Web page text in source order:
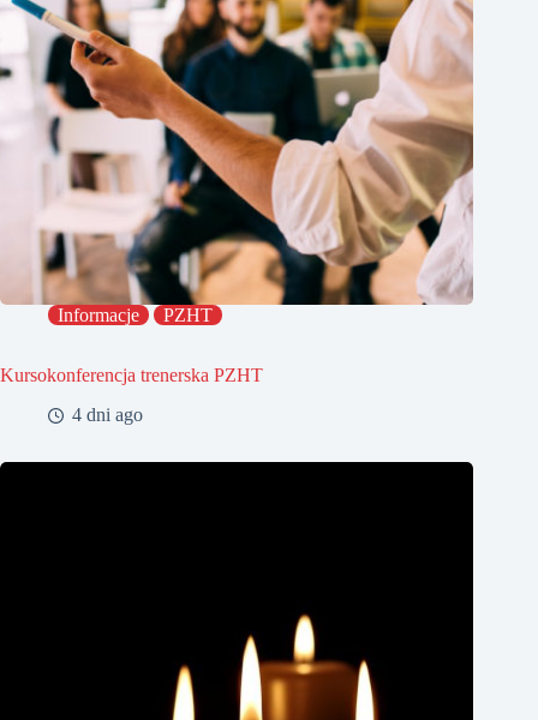
Informacje PZHT
Kursokonferencja trenerska PZHT
4 dni ago